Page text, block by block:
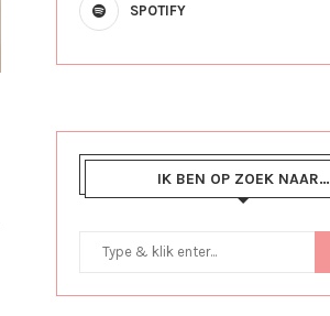
SPOTIFY
IK BEN OP ZOEK NAAR…